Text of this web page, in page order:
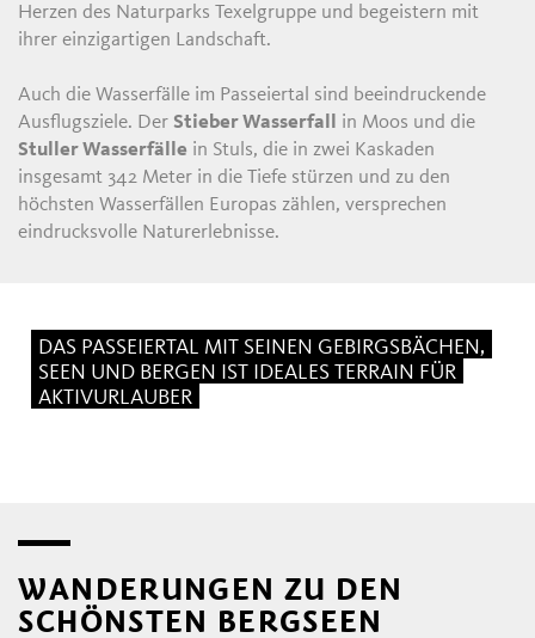
Herzen des Naturparks Texelgruppe und begeistern mit
ihrer einzigartigen Landschaft.
Auch die Wasserfälle im Passeiertal sind beeindruckende
Ausflugsziele. DerStieber Wasserfall
in Moos und die
Stuller Wasserfälle in Stuls, die in zwei Kaskaden
insgesamt 342 Meter in die Tiefe stürzen und zu den
höchsten Wasserfällen Europas zählen, versprechen
eindrucksvolle Naturerlebnisse.
DAS PASSEIERTAL MIT SEINEN GEBIRGSBÄCHEN,
SEEN UND BERGEN IST IDEALES TERRAIN FÜR
AKTIVURLAUBER
WANDERUNGEN ZU DEN
SCHÖNSTEN BERGSEEN